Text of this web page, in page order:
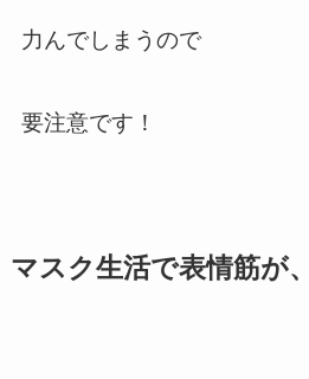
力んでしまうので
要注意です！
マスク生活で表情筋が